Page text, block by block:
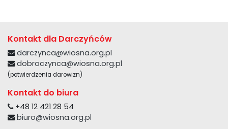
Kontakt dla Darczyńców
darczynca@wiosna.org.pl
dobroczynca@wiosna.org.pl
(potwierdzenia darowizn)
Kontakt do biura
+48 12 421 28 54
biuro@wiosna.org.pl